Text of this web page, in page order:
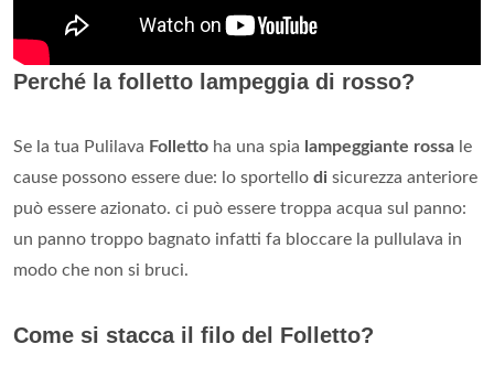
Perché la folletto lampeggia di rosso?
Se la tua Pulilava Folletto ha una spia lampeggiante rossa le
cause possono essere due: lo sportello di sicurezza anteriore
può essere azionato. ci può essere troppa acqua sul panno:
un panno troppo bagnato infatti fa bloccare la pullulava in
modo che non si bruci.
Come si stacca il filo del Folletto?